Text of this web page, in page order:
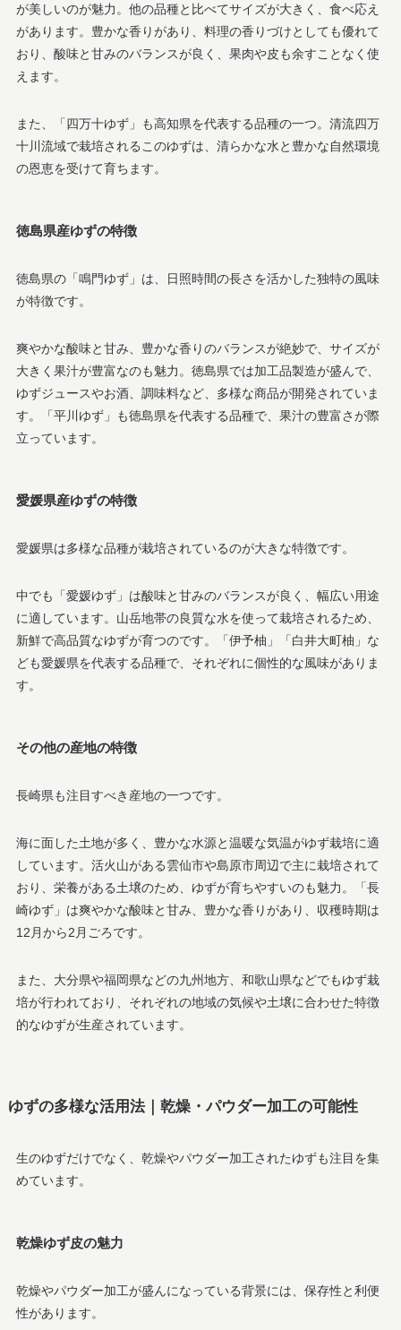
が美しいのが魅力。他の品種と比べてサイズが大きく、食べ応え
があります。豊かな香りがあり、料理の香りづけとしても優れて
おり、酸味と甘みのバランスが良く、果肉や皮も余すことなく使
えます。
また、「四万十ゆず」も高知県を代表する品種の一つ。清流四万
十川流域で栽培されるこのゆずは、清らかな水と豊かな自然環境
の恩恵を受けて育ちます。
徳島県産ゆずの特徴
徳島県の「鳴門ゆず」は、日照時間の長さを活かした独特の風味
が特徴です。
爽やかな酸味と甘み、豊かな香りのバランスが絶妙で、サイズが
大きく果汁が豊富なのも魅力。徳島県では加工品製造が盛んで、
ゆずジュースやお酒、調味料など、多様な商品が開発されていま
す。「平川ゆず」も徳島県を代表する品種で、果汁の豊富さが際
立っています。
愛媛県産ゆずの特徴
愛媛県は多様な品種が栽培されているのが大きな特徴です。
中でも「愛媛ゆず」は酸味と甘みのバランスが良く、幅広い用途
に適しています。山岳地帯の良質な水を使って栽培されるため、
新鮮で高品質なゆずが育つのです。「伊予柚」「白井大町柚」な
ども愛媛県を代表する品種で、それぞれに個性的な風味がありま
す。
その他の産地の特徴
長崎県も注目すべき産地の一つです。
海に面した土地が多く、豊かな水源と温暖な気温がゆず栽培に適
しています。活火山がある雲仙市や島原市周辺で主に栽培されて
おり、栄養がある土壌のため、ゆずが育ちやすいのも魅力。「長
崎ゆず」は爽やかな酸味と甘み、豊かな香りがあり、収穫時期は
12月から2月ごろです。
また、大分県や福岡県などの九州地方、和歌山県などでもゆず栽
培が行われており、それぞれの地域の気候や土壌に合わせた特徴
的なゆずが生産されています。
ゆずの多様な活用法｜乾燥・パウダー加工の可能性
生のゆずだけでなく、乾燥やパウダー加工されたゆずも注目を集
めています。
乾燥ゆず皮の魅力
乾燥やパウダー加工が盛んになっている背景には、保存性と利便
性があります。